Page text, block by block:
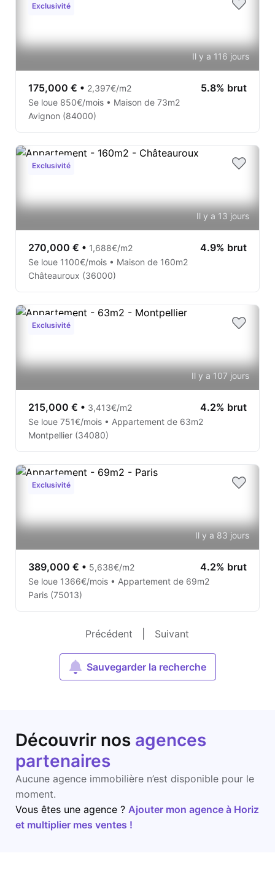
Exclusivité
Il y a 116 jours
175,000 € • 2,397€/m2 5.8% brut
Se loue 850€/mois • Maison de 73m2
Avignon (84000)
Exclusivité
Il y a 13 jours
270,000 € • 1,688€/m2 4.9% brut
Se loue 1100€/mois • Maison de 160m2
Châteauroux (36000)
Exclusivité
Il y a 107 jours
215,000 € • 3,413€/m2 4.2% brut
Se loue 751€/mois • Appartement de 63m2
Montpellier (34080)
Exclusivité
Il y a 83 jours
389,000 € • 5,638€/m2 4.2% brut
Se loue 1366€/mois • Appartement de 69m2
Paris (75013)
Précédent Suivant
Sauvegarder la recherche
Découvrir nos agences
partenaires
Aucune agence immobilière n’est disponible pour le
moment.
Vous êtes une agence ? Ajouter mon agence à Horiz
et multiplier mes ventes !